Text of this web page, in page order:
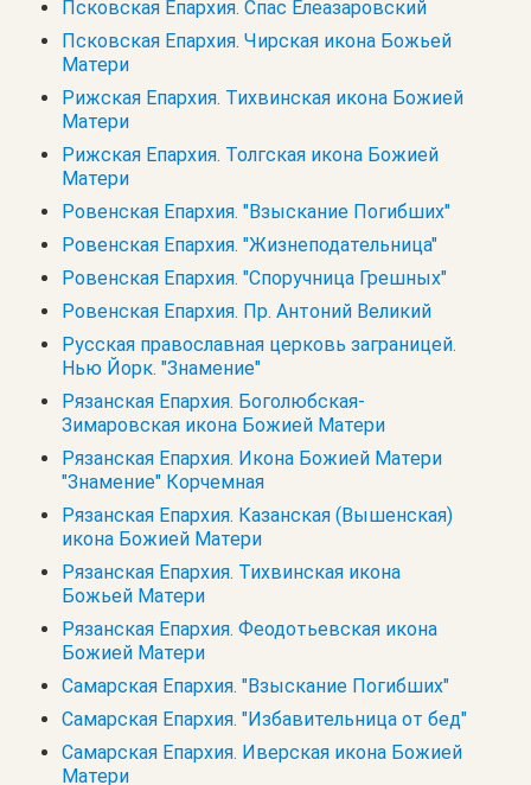
Псковская Епархия. Спас Елеазаровский
Псковская Епархия. Чирская икона Божьей
Матери
Рижская Епархия. Тихвинская икона Божией
Матери
Рижская Епархия. Толгская икона Божией
Матери
Ровенская Епархия. "Взыскание Погибших"
Ровенская Епархия. "Жизнеподательница"
Ровенская Епархия. "Споручница Грешных"
Ровенская Епархия. Пр. Антоний Великий
Русская православная церковь заграницей.
Нью Йорк. "Знамение"
Рязанская Епархия. Боголюбская-
Зимаровская икона Божией Матери
Рязанская Епархия. Икона Божией Матери
"Знамение" Корчемная
Рязанская Епархия. Казанская (Вышенская)
икона Божией Матери
Рязанская Епархия. Тихвинская икона
Божьей Матери
Рязанская Епархия. Феодотьевская икона
Божией Матери
Самарская Епархия. "Взыскание Погибших"
Самарская Епархия. "Избавительница от бед"
Самарская Епархия. Иверская икона Божией
Матери